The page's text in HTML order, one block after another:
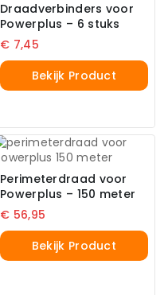
Draadverbinders voor
Powerplus – 6 stuks
€ 7,45
Bekijk Product
Perimeterdraad voor
Powerplus – 150 meter
€ 56,95
Bekijk Product